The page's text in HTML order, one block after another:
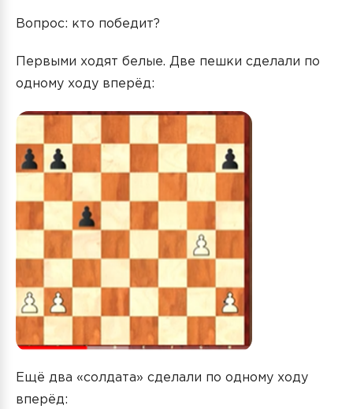
Вопрос: кто победит?
Первыми ходят белые. Две пешки сделали по
одному ходу вперёд:
Ещё два «солдата» сделали по одному ходу
вперёд: